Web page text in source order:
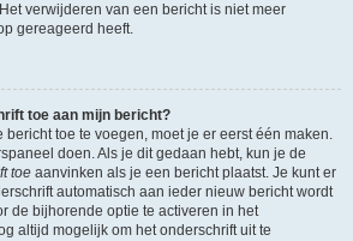
verwijderen van een bericht is niet meer
gereageerd heeft.
toe aan mijn bericht?
bericht toe te voegen, moet je er eerst één maken.
doen. Als je dit gedaan hebt, kun je de
toe aanvinken als je een bericht plaatst. Je kunt er
automatisch aan ieder nieuw bericht wordt
de bijhorende optie te activeren in het
altijd mogelijk om het onderschrift uit te